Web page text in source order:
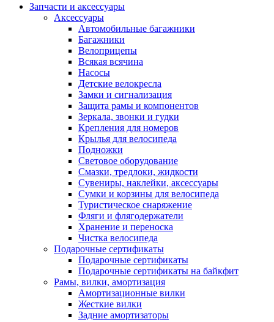
Запчасти и аксессуары
Аксессуары
Автомобильные багажники
Багажники
Велоприцепы
Всякая всячина
Насосы
Детские велокресла
Замки и сигнализация
Защита рамы и компонентов
Зеркала, звонки и гудки
Крепления для номеров
Крылья для велосипеда
Подножки
Световое оборудование
Смазки, тредлоки, жидкости
Сувениры, наклейки, аксессуары
Сумки и корзины для велосипеда
Туристическое снаряжение
Фляги и флягодержатели
Хранение и переноска
Чистка велосипеда
Подарочные сертификаты
Подарочные сертификаты
Подарочные сертификаты на байкфит
Рамы, вилки, амортизация
Амортизационные вилки
Жесткие вилки
Задние амортизаторы